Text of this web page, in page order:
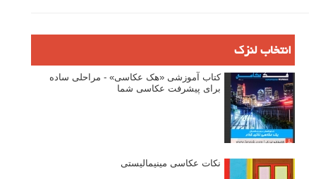
انتخاب لنزک
کتاب آموزشی «هک عکاسی» - مراحلی ساده
برای پیشرفت عکاسی شما
نکات عکاسی مینیمالیستی